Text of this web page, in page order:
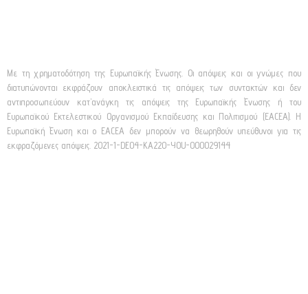
Με τη χρηματοδότηση της Ευρωπαϊκής Ένωσης. Οι απόψεις και οι γνώμες που
διατυπώνονται εκφράζουν αποκλειστικά τις απόψεις των συντακτών και δεν
αντιπροσωπεύουν κατ’ανάγκη τις απόψεις της Ευρωπαϊκής Ένωσης ή του
Ευρωπαϊκού Εκτελεστικού Οργανισμού Εκπαίδευσης και Πολιτισμού (EACEA). Η
Ευρωπαϊκή Ένωση και ο EACEA δεν μπορούν να θεωρηθούν υπεύθυνοι για τις
εκφραζόμενες απόψεις. 2021-1-DE04-KA220-YOU-000029144